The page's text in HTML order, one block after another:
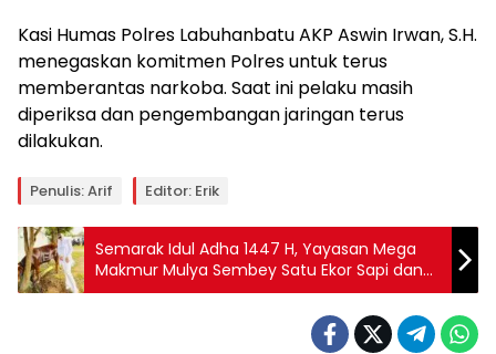
Kasi Humas Polres Labuhanbatu AKP Aswin Irwan, S.H.
menegaskan komitmen Polres untuk terus
memberantas narkoba. Saat ini pelaku masih
diperiksa dan pengembangan jaringan terus
dilakukan.
Penulis: Arif Editor: Erik
Semarak Idul Adha 1447 H, Yayasan Mega
Makmur Mulya Sembey Satu Ekor Sapi dan
Kambing